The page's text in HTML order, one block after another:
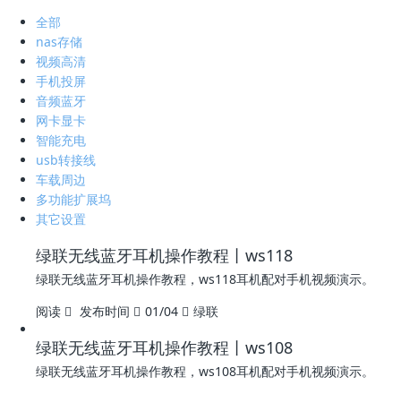
全部
nas存储
视频高清
手机投屏
音频蓝牙
网卡显卡
智能充电
usb转接线
车载周边
多功能扩展坞
其它设置
绿联无线蓝牙耳机操作教程丨ws118
绿联无线蓝牙耳机操作教程，ws118耳机配对手机视频演示。
阅读
发布时间 01/04 绿联
绿联无线蓝牙耳机操作教程丨ws108
绿联无线蓝牙耳机操作教程，ws108耳机配对手机视频演示。